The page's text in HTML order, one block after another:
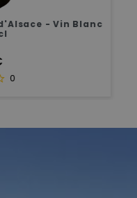
- Vin Blanc
0